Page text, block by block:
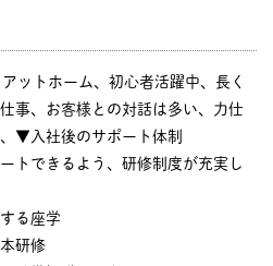
ットホーム、初心者活躍中、長く
事、お客様との対話は多い、力仕
▼入社後のサポート体制
トできるよう、研修制度が充実し
る座学
研修